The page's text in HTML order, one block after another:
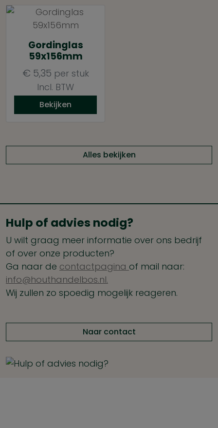
Gordinglas
59x156mm
€ 5,35 per stuk
Incl. BTW
Bekijken
Alles bekijken
Hulp of advies nodig?
U wilt graag meer informatie over ons bedrijf
of over onze producten?
Ga naar de contactpagina of mail naar:
info@houthandelbos.nl.
Wij zullen zo spoedig mogelijk reageren.
Naar contact